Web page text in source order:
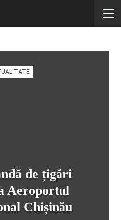
de țigări
Aeroportul
Chișinău